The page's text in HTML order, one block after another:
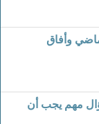
وأفاق
مهم يجب أن